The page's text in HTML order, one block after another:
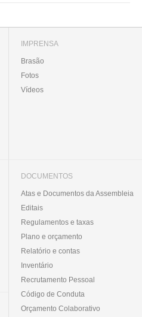
IMPRENSA
Brasão
Fotos
Vídeos
DOCUMENTOS
Atas e Documentos da Assembleia
Editais
Regulamentos e taxas
Plano e orçamento
Relatório e contas
Inventário
Recrutamento Pessoal
Código de Conduta
Orçamento Colaborativo